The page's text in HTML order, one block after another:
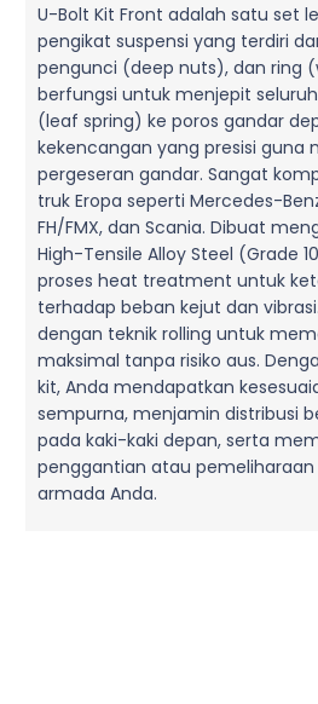
U-Bolt Kit Front adalah satu set
pengikat suspensi yang terdiri
pengunci (deep nuts), dan ring
berfungsi untuk menjepit
(leaf spring) ke poros gandar
kekencangan yang presisi guna
pergeseran gandar. Sangat
truk Eropa seperti Mercedes-
FH/FMX, dan Scania. Dibuat
High-Tensile Alloy Steel (Grade
proses heat treatment untuk
terhadap beban kejut dan
dengan teknik rolling untuk
maksimal tanpa risiko aus.
kit, Anda mendapatkan
sempurna, menjamin distribusi
pada kaki-kaki depan, serta
penggantian atau pemeliharaan
armada Anda.